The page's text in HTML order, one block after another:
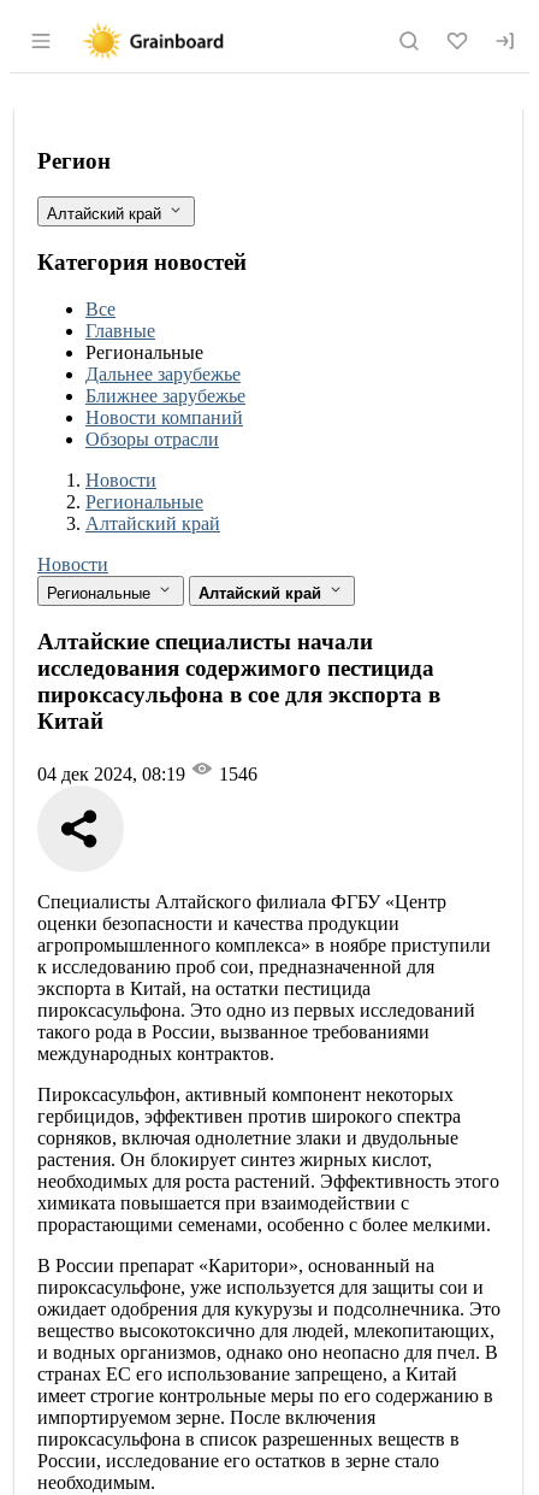
Раздел навигации по сайту
Алтайские специалисты начали
Фильтры
Регион
Алтайский край
Категория новостей
Все
Главные
Региональные
Дальнее зарубежье
Ближнее зарубежье
Новости компаний
Обзоры отрасли
Новости
Разделы
Новости
Региональные
Алтайский край
Новости
Региональные Алтайский край
Алтайские специалисты начали
исследования содержимого пестицида
пироксасульфона в сое для экспорта в
Китай
04 дек 2024, 08:19 1546
Специалисты Алтайского филиала ФГБУ «Центр
оценки безопасности и качества продукции
агропромышленного комплекса» в ноябре приступили
к исследованию проб сои, предназначенной для
экспорта в Китай, на остатки пестицида
пироксасульфона. Это одно из первых исследований
такого рода в России, вызванное требованиями
международных контрактов.
Пироксасульфон, активный компонент некоторых
гербицидов, эффективен против широкого спектра
сорняков, включая однолетние злаки и двудольные
растения. Он блокирует синтез жирных кислот,
необходимых для роста растений. Эффективность этого
химиката повышается при взаимодействии с
прорастающими семенами, особенно с более мелкими.
В России препарат «Каритори», основанный на
пироксасульфоне, уже используется для защиты сои и
ожидает одобрения для кукурузы и подсолнечника. Это
вещество высокотоксично для людей, млекопитающих,
и водных организмов, однако оно неопасно для пчел. В
странах ЕС его использование запрещено, а Китай
имеет строгие контрольные меры по его содержанию в
импортируемом зерне. После включения
пироксасульфона в список разрешенных веществ в
России, исследование его остатков в зерне стало
необходимым.